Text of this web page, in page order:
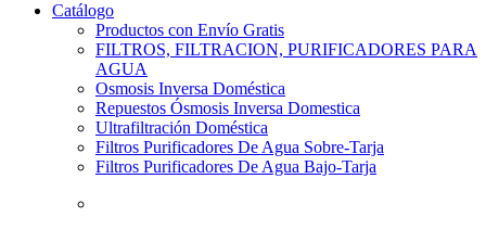
Catálogo
Productos con Envío Gratis
FILTROS, FILTRACION, PURIFICADORES PARA
AGUA
Osmosis Inversa Doméstica
Repuestos Ósmosis Inversa Domestica
Ultrafiltración Doméstica
Filtros Purificadores De Agua Sobre-Tarja
Filtros Purificadores De Agua Bajo-Tarja